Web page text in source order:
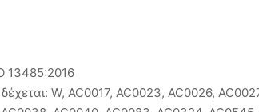
13485:2016
W, AC0017, AC0023, AC0026,